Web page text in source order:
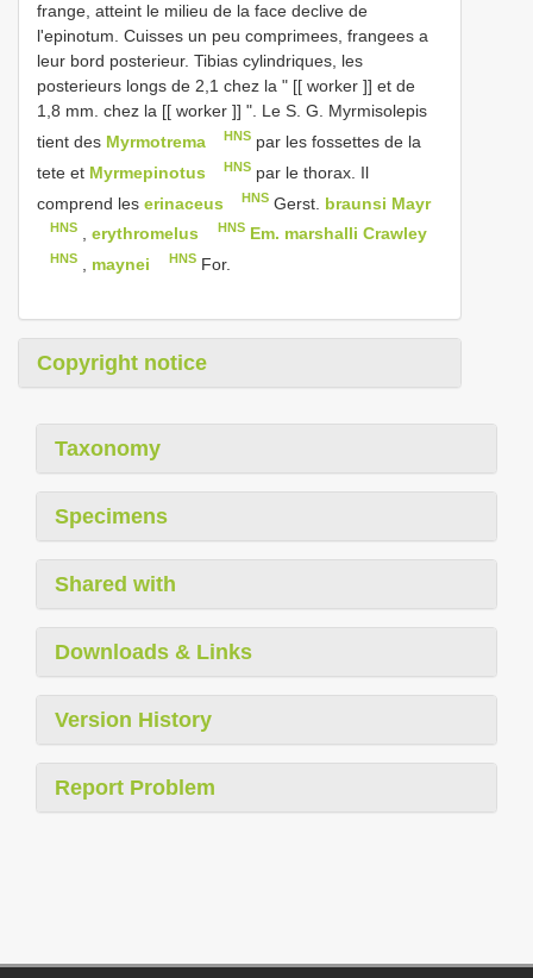
frange, atteint le milieu de la face declive de
l'epinotum. Cuisses un peu comprimees, frangees a
leur bord posterieur. Tibias cylindriques, les
posterieurs longs de 2,1 chez la " [[ worker ]] et de
1,8 mm. chez la [[ worker ]] ". Le S. G. Myrmisolepis
tient des Myrmotrema HNS par les fossettes de la
tete et Myrmepinotus HNS par le thorax. Il
comprend les erinaceus HNS Gerst. braunsi Mayr
HNS ,erythromelus HNS Em. marshalli Crawley
HNS maynei HNSFor.
Copyright notice
Taxonomy
Specimens
Shared with
Downloads & Links
Version History
Report Problem